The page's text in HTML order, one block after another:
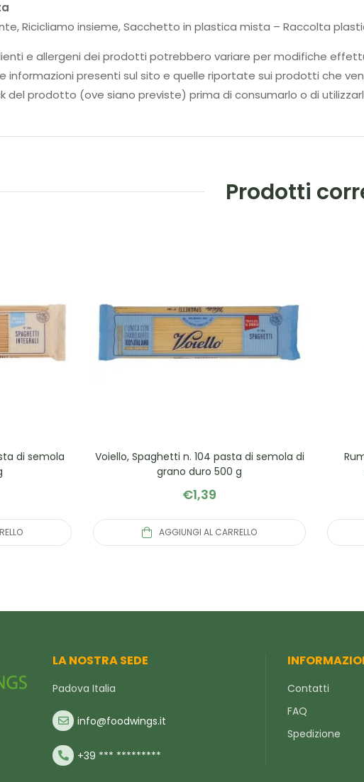
Ricicliamo insieme, Sacchetto in plastica mista – Raccolta
e allergeni dei prodotti potrebbero variare per modifiche
informazioni presenti sul sito e quelle riportate sui prodotti che
del prodotto (ove siano previste) prima di consumarlo o di
Prodotti
di semola
Voiello, Spaghetti n. 104 pasta di semola di
grano duro 500 g
€1,39
AGGIUNGI AL CARRELLO
LA NOSTRA SEDE
Padova Italia
info@foodwings.it
+39 *** *********
Contatti
FAQ
Spedizione